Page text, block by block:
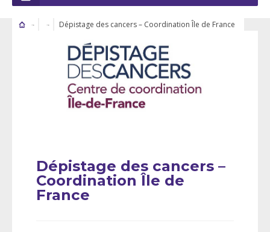
Dépistage des cancers – Coordination Île de France
Dépistage des cancers –
Coordination Île de
France